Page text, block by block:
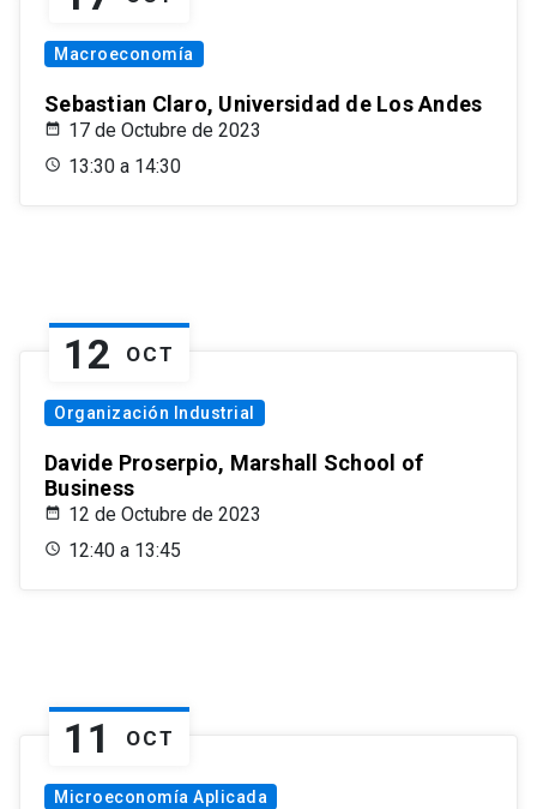
Macroeconomía
Sebastian Claro, Universidad de Los Andes
17 de Octubre de 2023
13:30 a 14:30
12 OCT
Organización Industrial
Davide Proserpio, Marshall School of
Business
12 de Octubre de 2023
12:40 a 13:45
11 OCT
Microeconomía Aplicada